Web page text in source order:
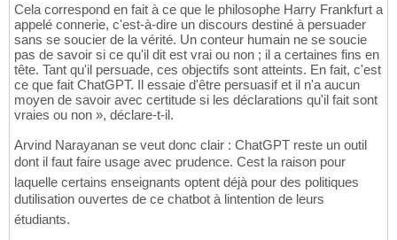
Cela correspond en fait à ce que le philosophe Harry Frankfurt a
appelé connerie, c'est-à-dire un discours destiné à persuader
sans se soucier de la vérité. Un conteur humain ne se soucie
pas de savoir si ce qu'il dit est vrai ou non ; il a certaines fins en
tête. Tant qu'il persuade, ces objectifs sont atteints. En fait, c'est
ce que fait ChatGPT. Il essaie d'être persuasif et il n'a aucun
moyen de savoir avec certitude si les déclarations qu'il fait sont
vraies ou non », déclare-t-il.
Arvind Narayanan se veut donc clair : ChatGPT reste un outil
dont il faut faire usage avec prudence. Cest la raison pour
laquelle certains enseignants optent déjà pour des politiques
dutilisation ouvertes de ce chatbot à lintention de leurs
étudiants.